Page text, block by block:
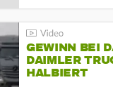
GEWINN BEI
DAIMLER
HALBIERT